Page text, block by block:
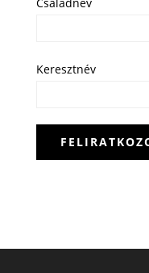
Családnév
Keresztnév